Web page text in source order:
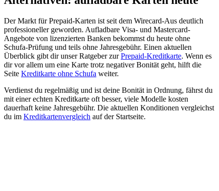
Der Markt für Prepaid-Karten ist seit dem Wirecard-Aus deutlich
professioneller geworden. Aufladbare Visa- und Mastercard-
Angebote von lizenzierten Banken bekommst du heute ohne
Schufa-Prüfung und teils ohne Jahresgebühr. Einen aktuellen
Überblick gibt dir unser Ratgeber zurPrepaid-Kreditkarte. Wenn es
dir vor allem um eine Karte trotz negativer Bonität geht, hilft die
Seite Kreditkarte ohne Schufa weiter.
Verdienst du regelmäßig und ist deine Bonität in Ordnung, fährst du
mit einer echten Kreditkarte oft besser, viele Modelle kosten
dauerhaft keine Jahresgebühr. Die aktuellen Konditionen vergleichst
du im Kreditkartenvergleich auf der Startseite.